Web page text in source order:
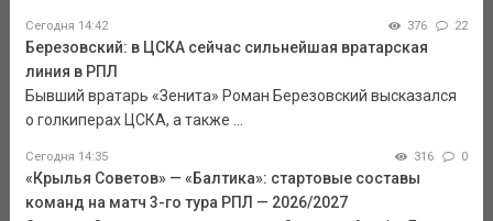
Сегодня 14:42 376 22
Березовский: в ЦСКА сейчас сильнейшая вратарская
линия в РПЛ
Бывший вратарь «Зенита» Роман Березовский высказался
о голкиперах ЦСКА, а также ...
Сегодня 14:35 316 0
«Крылья Советов» — «Балтика»: стартовые составы
команд на матч 3-го тура РПЛ — 2026/2027